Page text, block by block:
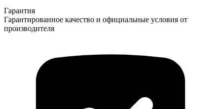
Гарантия
Гарантированное качество и официальные условия от
производителя